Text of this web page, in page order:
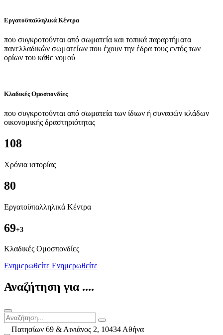
Εργατοϋπαλληλικά Κέντρα
που συγκροτούνται από σωματεία και τοπικά παραρτήματα
πανελλαδικών σωματείων που έχουν την έδρα τους εντός των
ορίων του κάθε νομού
Κλαδικές Ομοσπονδίες
που συγκροτούνται από σωματεία των ίδιων ή συναφών κλάδων
οικονομικής δραστηριότητας
108
Χρόνια ιστορίας
80
Εργατοϋπαλληλικά Κέντρα
69+3
Kλαδικές Ομοσπονδίες
Ενημερωθείτε Ενημερωθείτε
Αναζήτηση για ....
Πατησίων 69 & Αινιάνος 2, 10434 Αθήνα